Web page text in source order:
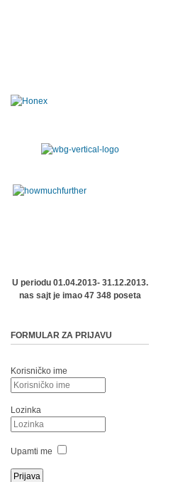
U periodu 01.04.2013- 31.12.2013.
nas sajt je imao 47 348 poseta
FORMULAR ZA PRIJAVU
Korisničko ime
Lozinka
Upamti me